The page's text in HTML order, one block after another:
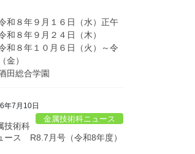
和８年９月１６日（水）正午
年９月２４日（木）
８年１０月６日（火）～令
金）
田総合学園
年7月10日
金属技術科ニュース
技術科
ース R8.7月号（令和8年度）